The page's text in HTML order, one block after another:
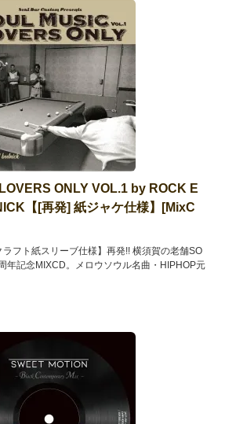
ONLY VOL.1 by ROCK E
【[再発] 紙ジャケ仕様】[MixC
ラフト紙スリーブ仕様】再発!! 横須賀の老舗SO
年記念MIXCD。メロウソウル名曲・HIPHOP元